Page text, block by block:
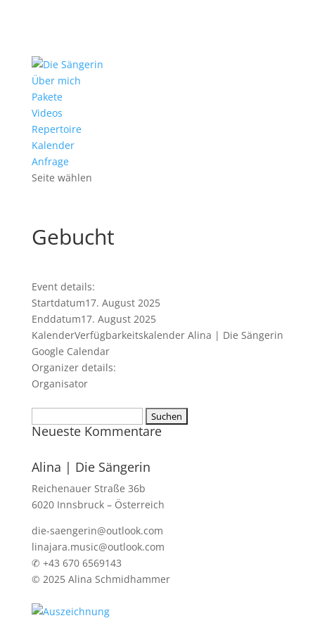
Über mich
Pakete
Videos
Repertoire
Kalender
Anfrage
Seite wählen
Gebucht
Event details:
Startdatum17. August 2025
Enddatum17. August 2025
KalenderVerfügbarkeitskalender Alina | Die Sängerin
Google Calendar
Organizer details:
Organisator
nach:
Neueste Kommentare
Alina | Die Sängerin
Reichenauer Straße 36b
6020 Innsbruck – Österreich
die-saengerin@outlook.com
linajara.music@outlook.com
✆ +43 670 6569143
© 2025 Alina Schmidhammer